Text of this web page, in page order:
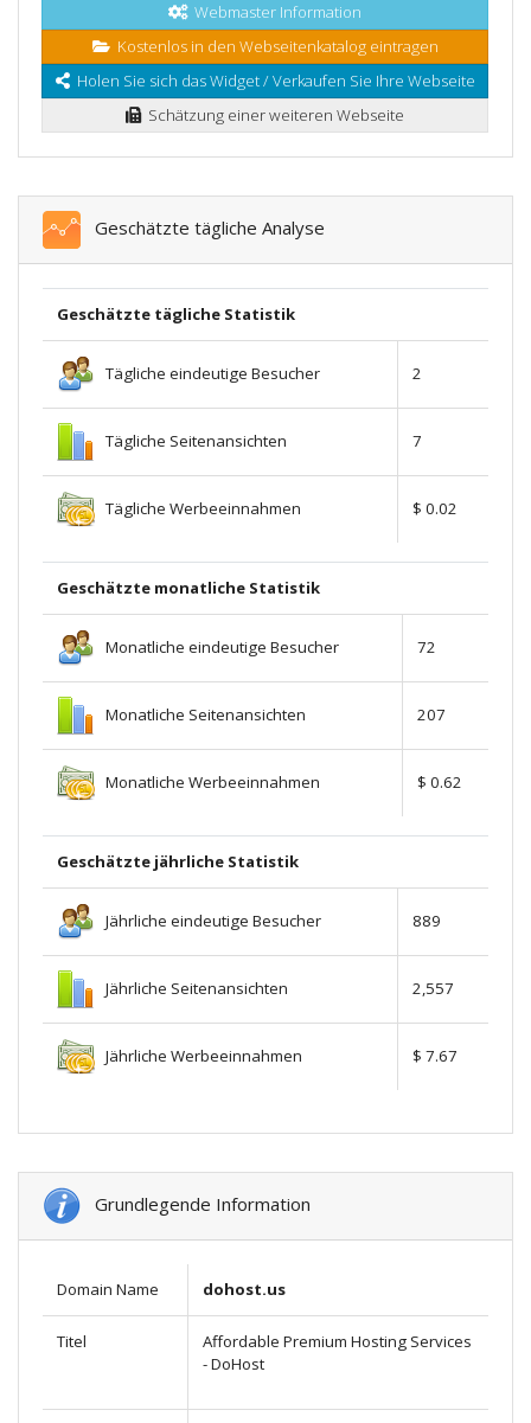
Webmaster Information
Kostenlos in den Webseitenkatalog eintragen
Holen Sie sich das Widget / Verkaufen Sie Ihre Webseite
Schätzung einer weiteren Webseite
Geschätzte tägliche Analyse
Geschätzte tägliche Statistik
Tägliche eindeutige Besucher 2
Tägliche Seitenansichten 7
Tägliche Werbeeinnahmen $ 0.02
Geschätzte monatliche Statistik
Monatliche eindeutige Besucher 72
Monatliche Seitenansichten 207
Monatliche Werbeeinnahmen $ 0.62
Geschätzte jährliche Statistik
Jährliche eindeutige Besucher 889
Jährliche Seitenansichten 2,557
Jährliche Werbeeinnahmen $ 7.67
Grundlegende Information
Domain Name dohost.us
Titel
Affordable Premium Hosting Services
- DoHost